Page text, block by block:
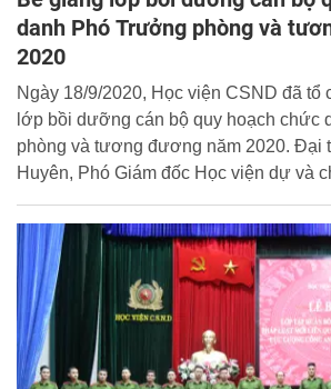
danh Phó Trưởng phòng và
2020
Ngày 18/9/2020, Học viện CSND đã tổ
lớp bồi dưỡng cán bộ quy hoạch chức
phòng và tương đương năm 2020. Đại
Huyên, Phó Giám đốc Học viện dự và